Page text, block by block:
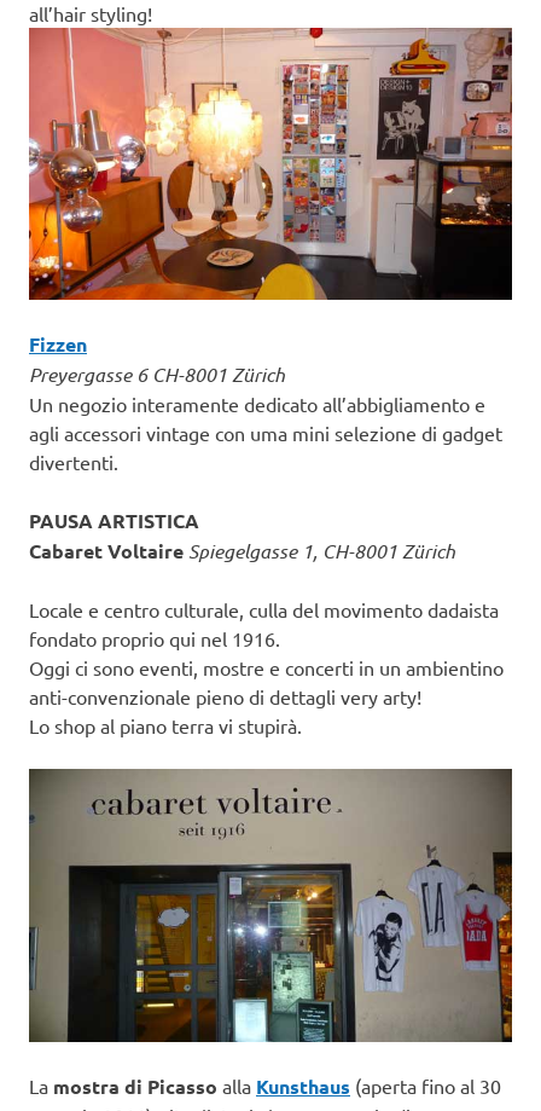
all’hair styling!
Fizzen
Preyergasse 6 CH-8001 Zürich
Un negozio interamente dedicato all’abbigliamento e
agli accessori vintage con uma mini selezione di gadget
divertenti.
PAUSA ARTISTICA
Cabaret Voltaire Spiegelgasse 1, CH-8001 Zürich
Locale e centro culturale, culla del movimento dadaista
fondato proprio qui nel 1916.
Oggi ci sono eventi, mostre e concerti in un ambientino
anti-convenzionale pieno di dettagli very arty!
Lo shop al piano terra vi stupirà.
La mostra di Picasso alla Kunsthaus (aperta fino al 30